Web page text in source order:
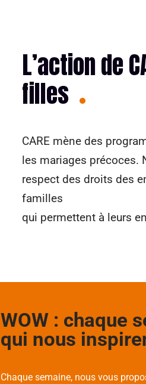
L’action de
filles
CARE mène des
les mariages précoces.
respect des droits des
familles
qui permettent à leurs
WOW : chaque
qui nous
Chaque semaine, nous vous